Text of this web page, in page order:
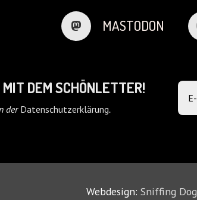
MASTODON
DEM SCHÖNLETTER!
der Datenschutzerklärung.
Webdesign:Sniffing Dog